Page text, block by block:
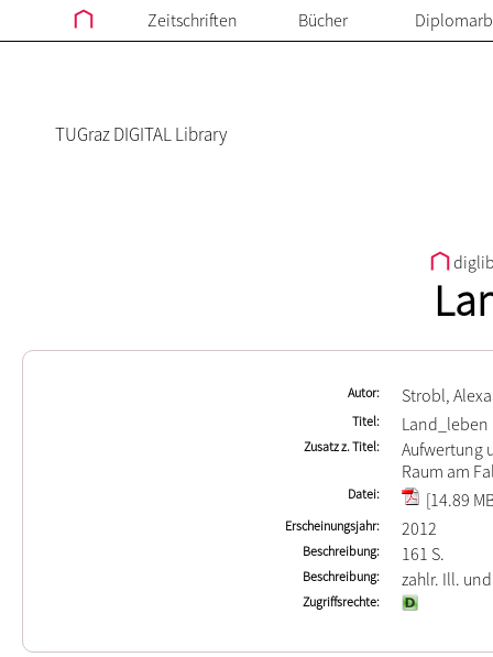
Zeitschriften Bücher
TUGraz DIGITAL Library
Autor Strobl,
Titel Land_leben
Zusatz z. Titel
Aufwertung
Raum am
Datei [14.89
Erscheinungsjahr 2012
Beschreibung 161 S.
Beschreibung zahlr. Ill.
Zugriffsrechte